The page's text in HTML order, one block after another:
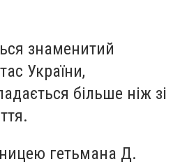
знаменитий
України,
більше ніж зі
гетьмана Д.